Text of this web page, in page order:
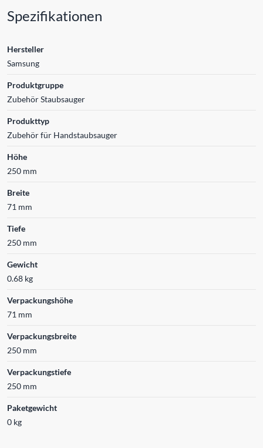
Spezifikationen
Hersteller
Samsung
Produktgruppe
Zubehör Staubsauger
Produkttyp
Zubehör für Handstaubsauger
Höhe
250 mm
Breite
71 mm
Tiefe
250 mm
Gewicht
0.68 kg
Verpackungshöhe
71 mm
Verpackungsbreite
250 mm
Verpackungstiefe
250 mm
Paketgewicht
0 kg